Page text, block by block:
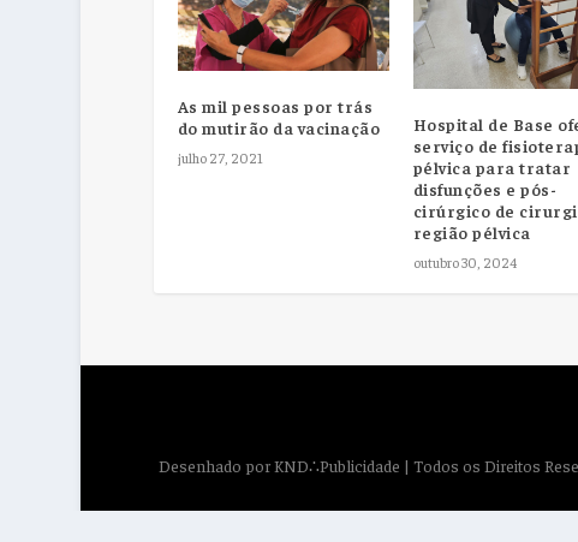
As mil pessoas por trás
do mutirão da vacinação
julho 27, 2021
Hospital de Base
serviço de
pélvica para tratar
disfunções e pós-
cirúrgico de
região pélvica
outubro 30, 2024
Desenhado porKND∴Publicidade | Todos os Direitos